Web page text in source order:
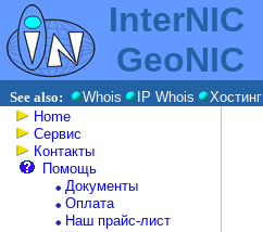
InterNIC
GeoNIC
See also: Whois IP Whois Хостинг
Home
Сервис
Контакты
Помощь
Документы
Оплата
Наш прайс-лист